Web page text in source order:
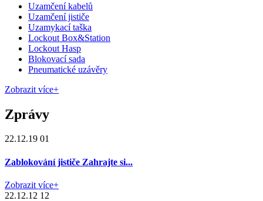
Uzamčení kabelů
Uzamčení jističe
Uzamykací taška
Lockout Box&Station
Lockout Hasp
Blokovací sada
Pneumatické uzávěry
Zobrazit více+
Zprávy
22.12.19 01
Zablokování jističe Zahrajte si...
Zobrazit více+
22.12.12 12